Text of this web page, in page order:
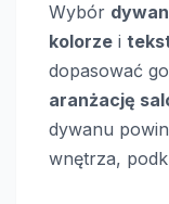
Wybór
kolorze i
dopasować
aranżację
dywanu
wnętrza,